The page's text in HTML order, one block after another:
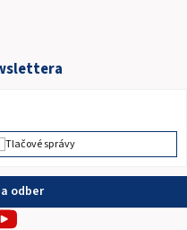
Tlačové správy
odber